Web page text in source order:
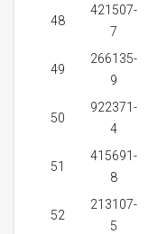
48
421507-
7
49
266135-
9
50
922371-
4
51
415691-
8
52
213107-
5